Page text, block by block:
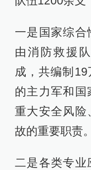
一是国家综合
由消防救援
成，共编制
的主力军和国
重大安全风险
故的重要职责。
二是各类专业